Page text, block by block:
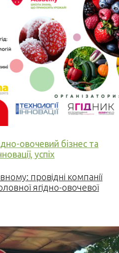
овочевий бізнес та
успіх
провідні компанії
ягідно-овочевої